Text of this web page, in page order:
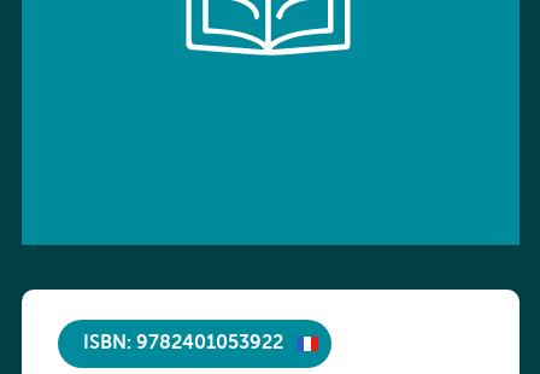
ISBN: 9782401053922